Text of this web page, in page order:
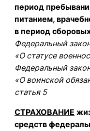
период
питанием,
в период
Федеральный
«О статусе
Федеральный
«О воинской
статья 5
СТРАХОВАНИЕ
средств